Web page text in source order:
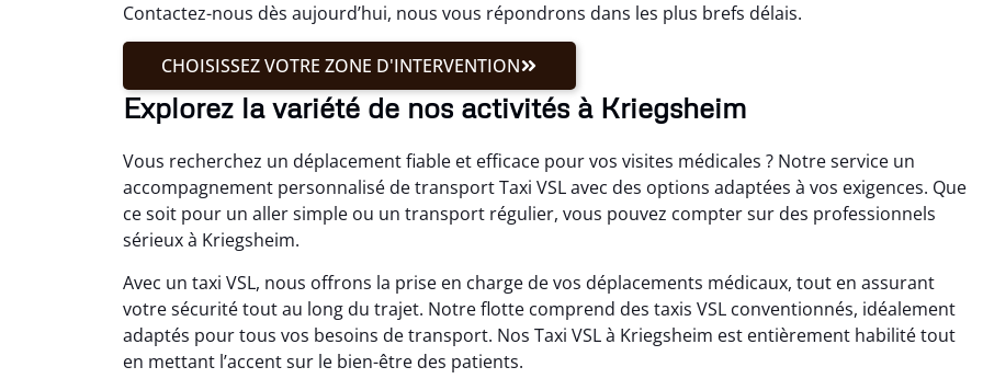
Contactez-nous dès aujourd’hui, nous vous répondrons dans les plus brefs délais.
CHOISISSEZ VOTRE ZONE D'INTERVENTION
Explorez la variété de nos activités à Kriegsheim
Vous recherchez un déplacement fiable et efficace pour vos visites médicales ? Notre service un
accompagnement personnalisé de transport Taxi VSL avec des options adaptées à vos exigences. Que
ce soit pour un aller simple ou un transport régulier, vous pouvez compter sur des professionnels
sérieux à Kriegsheim.
Avec un taxi VSL, nous offrons la prise en charge de vos déplacements médicaux, tout en assurant
votre sécurité tout au long du trajet. Notre flotte comprend des taxis VSL conventionnés, idéalement
adaptés pour tous vos besoins de transport. Nos Taxi VSL à Kriegsheim est entièrement habilité tout
en mettant l’accent sur le bien-être des patients.